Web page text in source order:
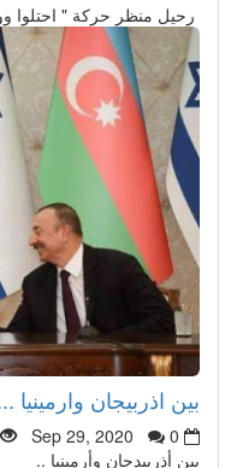
رحيل منظر حركة "
بين اذربيجان وارمينيا
Sep 29, 2020
0
بين أذربيدجان وأرمينيا ..